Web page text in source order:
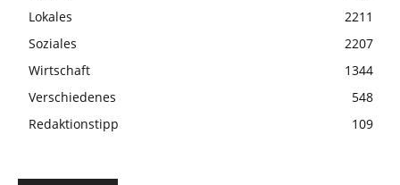
Lokales
2211
Soziales
2207
Wirtschaft
1344
Verschiedenes
548
Redaktionstipp
109